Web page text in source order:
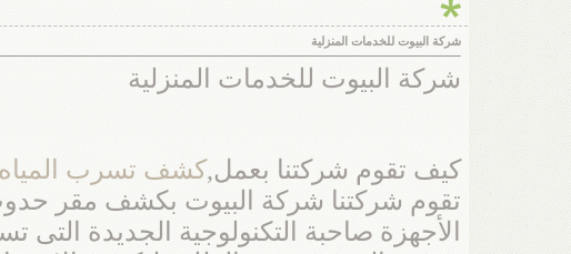
شركة البيوت للخدمات المنزلية
شركة البيوت للخدمات المنزلية
كيف تقوم شركتنا بعمل,كشف تسرب المياه
تقوم شركتنا شركة البيوت بكشف مقر
الأجهزة صاحبة التكنولوجية الجديدة